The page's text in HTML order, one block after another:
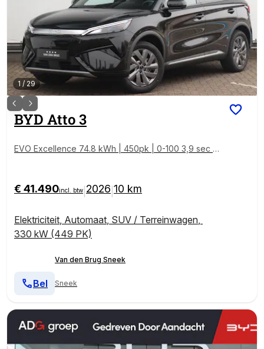
1 / 29
BYD Atto 3
EVO Excellence 74.8 kWh | 450pk | 0-100 3,9 sec | 1
€ 41.490incl. btw 2026 10 km
Elektriciteit, Automaat, SUV / Terreinwagen,
330 kW (449 PK)
Van den Brug Sneek
Sneek
Bel